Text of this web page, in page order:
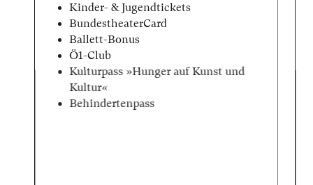
Kinder- & Jugendtickets
BundestheaterCard
Ballett-Bonus
Ö1-Club
Kulturpass »Hunger auf Kunst und
Kultur«
Behindertenpass